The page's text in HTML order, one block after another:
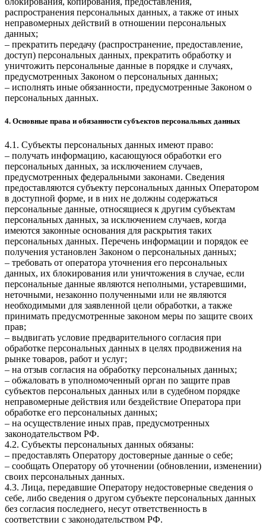
распространения персональных данных, а также от иных
неправомерных действий в отношении персональных
данных;
– прекратить передачу (распространение, предоставление,
доступ) персональных данных, прекратить обработку и
уничтожить персональные данные в порядке и случаях,
предусмотренных Законом о персональных данных;
– исполнять иные обязанности, предусмотренные Законом о
персональных данных.
4. Основные права и обязанности субъектов персональных данных
4.1. Субъекты персональных данных имеют право:
– получать информацию, касающуюся обработки его
персональных данных, за исключением случаев,
предусмотренных федеральными законами. Сведения
предоставляются субъекту персональных данных Оператором
в доступной форме, и в них не должны содержаться
персональные данные, относящиеся к другим субъектам
персональных данных, за исключением случаев, когда
имеются законные основания для раскрытия таких
персональных данных. Перечень информации и порядок ее
получения установлен Законом о персональных данных;
– требовать от оператора уточнения его персональных
данных, их блокирования или уничтожения в случае, если
персональные данные являются неполными, устаревшими,
неточными, незаконно полученными или не являются
необходимыми для заявленной цели обработки, а также
принимать предусмотренные законом меры по защите своих
прав;
– выдвигать условие предварительного согласия при
обработке персональных данных в целях продвижения на
рынке товаров, работ и услуг;
– на отзыв согласия на обработку персональных данных;
– обжаловать в уполномоченный орган по защите прав
субъектов персональных данных или в судебном порядке
неправомерные действия или бездействие Оператора при
обработке его персональных данных;
– на осуществление иных прав, предусмотренных
законодательством РФ.
4.2. Субъекты персональных данных обязаны:
– предоставлять Оператору достоверные данные о себе;
– сообщать Оператору об уточнении (обновлении, изменении)
своих персональных данных.
4.3. Лица, передавшие Оператору недостоверные сведения о
себе, либо сведения о другом субъекте персональных данных
без согласия последнего, несут ответственность в
соответствии с законодательством РФ.